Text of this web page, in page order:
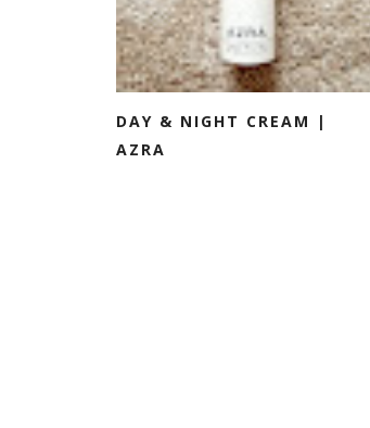
DAY & NIGHT CREAM |
AZRA